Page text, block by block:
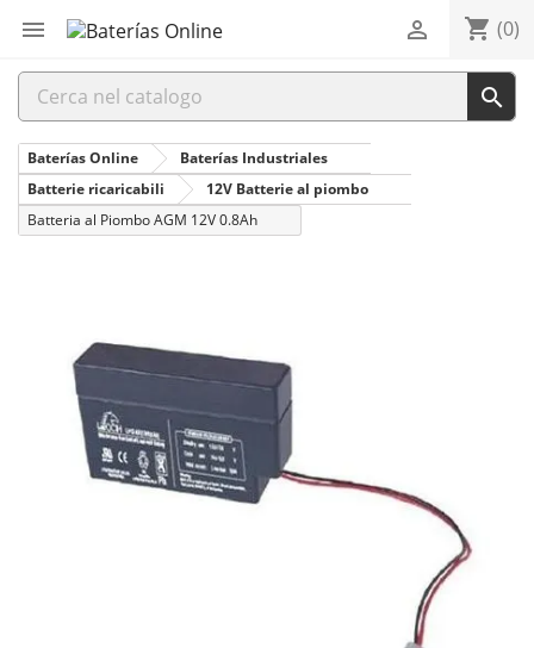
 shopping_cart (0)


Baterías Online
Baterías Industriales
Batterie ricaricabili
12V Batterie al piombo
Batteria al Piombo AGM 12V 0.8Ah